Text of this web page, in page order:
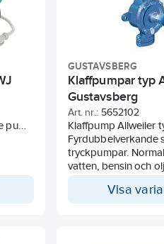
GUSTAVSBERG
Klaffpumpar typ
Gustavsberg
Art. nr.: 5652102
Klaffpump Allweiler
Fyrdubbelverkande
tryckpumpar.
vatten, bensin och
med handtag av trä.
Visa